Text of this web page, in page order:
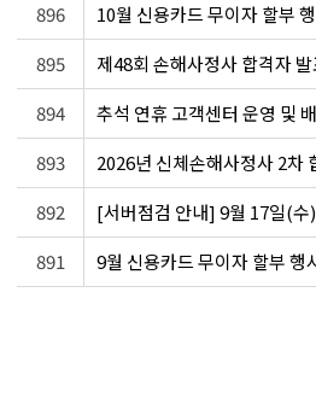
896
10월 신용카드 무이자 할부
895
제48회 손해사정사 합격자
894
추석 연휴 고객센터 운영 및
893
2026년 신체손해사정사 2차
892
[서버점검 안내] 9월 17일(수
891
9월 신용카드 무이자 할부 행